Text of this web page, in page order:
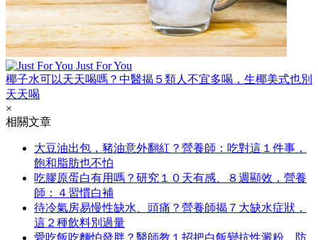
Just For You
椰子水可以天天喝嗎？中醫揭５類人不宜多喝，生椰美式也別
天天喝
×
相關文章
大豆油出包，豬油意外翻紅？營養師：吃對這１件事，
飽和脂肪也不怕
吃膠原蛋白有用嗎？研究１０天有感、８週顯效，營養
師：４習慣白補
待冷氣房易慢性缺水、頭痛？營養師揭７大缺水症狀，
這２種飲料別過量
愛吃飯吃麵怕發胖？醫師教１招把白飯變抗性澱粉，防